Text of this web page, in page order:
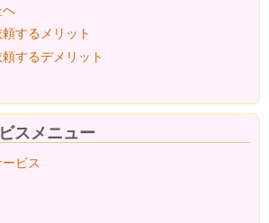
するメリット
するデメリット
スメニュー
ビス